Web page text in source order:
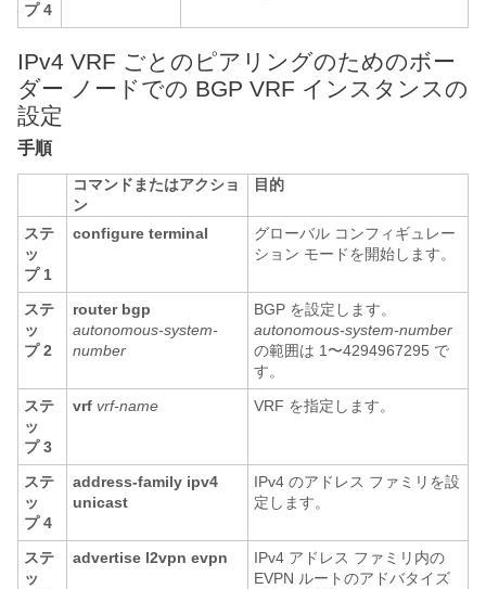
プ 4
IPv4 VRF ごとのピアリングのためのボー
ダー ノードでの BGP VRF インスタンスの
設定
手順
コマンドまたはアクショ
ン
目的
ステ
ッ
プ 1
configure terminal
グローバル コンフィギュレー
ション モードを開始します。
ステ
ッ
プ 2
router bgp
autonomous-system-
number
BGP を設定します。
autonomous-system-number
の範囲は 1〜4294967295 で
す。
ステ
ッ
プ 3
vrf vrf-name VRF を指定します。
ステ
ッ
プ 4
address-family ipv4
unicast
IPv4 のアドレス ファミリを設
定します。
ステ
ッ
advertise l2vpn evpn
IPv4 アドレス ファミリ内の
EVPN ルートのアドバタイズ